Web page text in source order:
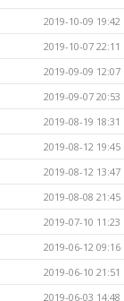
2019-10-09 19:42
2019-10-07 22:11
2019-09-09 12:07
2019-09-07 20:53
2019-08-19 18:31
2019-08-12 19:45
2019-08-12 13:47
2019-08-08 21:45
2019-07-10 11:23
2019-06-12 09:16
2019-06-10 21:51
2019-06-03 14:48